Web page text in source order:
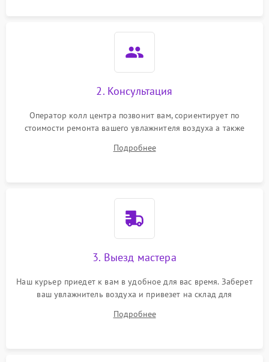
2. Консультация
Оператор колл центра позвонит вам, сориентирует по
стоимости ремонта вашего увлажнителя воздуха а также
Подробнее
3. Выезд мастера
Наш курьер приедет к вам в удобное для вас время. Заберет
ваш увлажнитель воздуха и привезет на склад для
Подробнее